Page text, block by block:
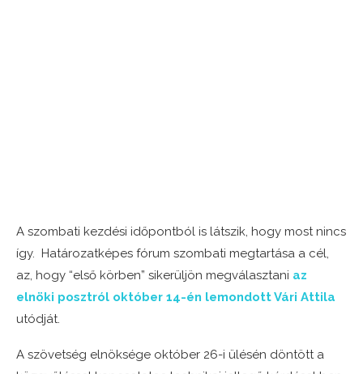
A szombati kezdési időpontból is látszik, hogy most nincs
így. Határozatképes fórum szombati megtartása a cél,
az, hogy “első körben” sikerüljön megválasztani az
elnöki posztról október 14-én lemondott Vári Attila
utódját.
A szövetség elnöksége október 26-i ülésén döntött a